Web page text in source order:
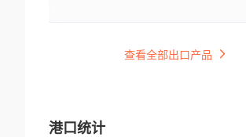
查看全部出口产品
港口统计